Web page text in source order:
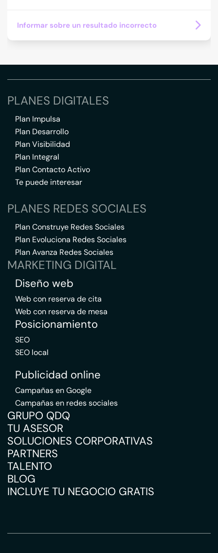
Informar sobre un resultado incorrecto
PLANES DIGITALES
Plan Impulsa
Plan Desarrollo
Plan Visibilidad
Plan Integral
Plan Contacto Activo
Te puede interesar
PLANES REDES SOCIALES
Plan Construye Redes Sociales
Plan Evoluciona Redes Sociales
Plan Avanza Redes Sociales
MARKETING DIGITAL
Diseño web
Web con reserva de cita
Web con reserva de mesa
Posicionamiento
SEO
SEO local
Publicidad online
Campañas en Google
Campañas en redes sociales
GRUPO QDQ
TU ASESOR
SOLUCIONES CORPORATIVAS
PARTNERS
TALENTO
BLOG
INCLUYE TU NEGOCIO GRATIS